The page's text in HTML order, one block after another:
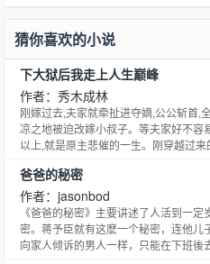
猜你喜欢的小说
下大狱后我走上人生巅峰
作者：秀木成林
刚嫁过去,夫家就牵扯进夺嫡,公公斩首,
凉之地被迫改嫁小叔子。等夫家好不容
以上,就是原主悲催的一生。刚穿越过来
莞抠下藏在凌乱发髻中的红宝耳坠子,想
陵第一鲜衣怒马,实际却快要狗带的夫
下,她救的大概是一个人形外挂吧。然
被他带着苟上了人生巅峰。还有就是,
触之殇碰之痛的白月光给拿下了。
爸爸的秘密
作者：jasonbod
《爸爸的秘密》主要讲述了人活到一
密。蒋予臣就有这麽一个秘密，连他
向家人倾诉的男人一样，只能在下班後